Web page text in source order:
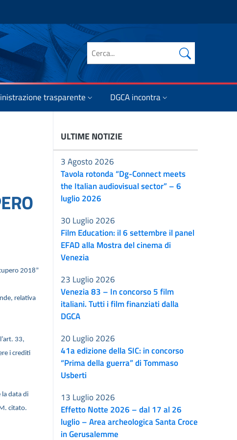
Cerca nel sito
trasparente DGCA incontra
2018”
relativa
33,
i crediti
la data di
citato.
ULTIME NOTIZIE
Tavola rotonda “Dg-Connect meets
the Italian audiovisual sector” – 6
luglio 2026
3 Agosto 2026
Film Education: il 6 settembre il panel
EFAD alla Mostra del cinema di
Venezia
30 Luglio 2026
Venezia 83 – In concorso 5 film
italiani. Tutti i film finanziati dalla
DGCA
23 Luglio 2026
41a edizione della SIC: in concorso
“Prima della guerra” di Tommaso
Usberti
20 Luglio 2026
Effetto Notte 2026 – dal 17 al 26
luglio – Area archeologica Santa Croce
in Gerusalemme
13 Luglio 2026